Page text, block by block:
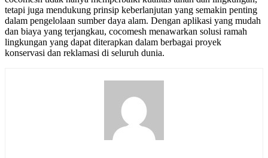
tetapi juga mendukung prinsip keberlanjutan yang semakin penting
dalam pengelolaan sumber daya alam. Dengan aplikasi yang mudah
dan biaya yang terjangkau, cocomesh menawarkan solusi ramah
lingkungan yang dapat diterapkan dalam berbagai proyek
konservasi dan reklamasi di seluruh dunia.